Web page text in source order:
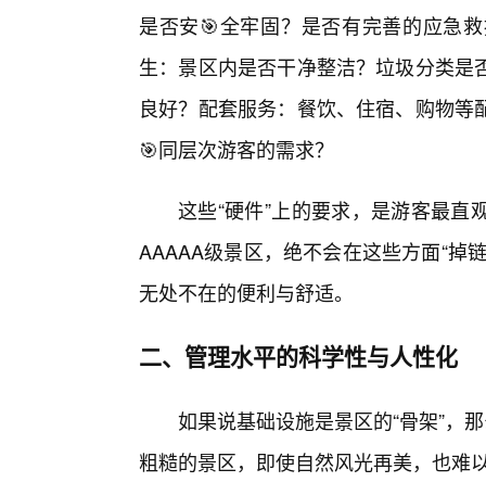
是否安🎯全牢固？是否有完善的应急
生：景区内是否干净整洁？垃圾分类
良好？配套服务：餐饮、住宿、购物
🎯同层次游客的需求？
这些“硬件”上的要求，是游客最
AAAAA级景区，绝不会在这些方面“掉
无处不在的便利与舒适。
二、管理水平的科学性与人性化
如果说基础设施是景区的“骨架”，
粗糙的景区，即使自然风光再美，也难